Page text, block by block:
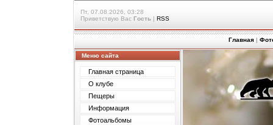
Пт, 07.08.2026, 03:28
Приветствую Вас Гость | RSS
Главная |
Меню сайта
Главная страница
О клубе
Пещеры
Информация
Фотоальбомы